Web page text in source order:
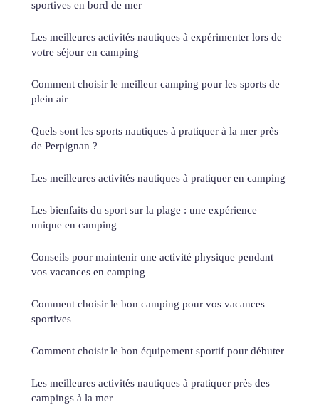
sportives en bord de mer
Les meilleures activités nautiques à expérimenter lors de
votre séjour en camping
Comment choisir le meilleur camping pour les sports de
plein air
Quels sont les sports nautiques à pratiquer à la mer près
de Perpignan ?
Les meilleures activités nautiques à pratiquer en camping
Les bienfaits du sport sur la plage : une expérience
unique en camping
Conseils pour maintenir une activité physique pendant
vos vacances en camping
Comment choisir le bon camping pour vos vacances
sportives
Comment choisir le bon équipement sportif pour débuter
Les meilleures activités nautiques à pratiquer près des
campings à la mer